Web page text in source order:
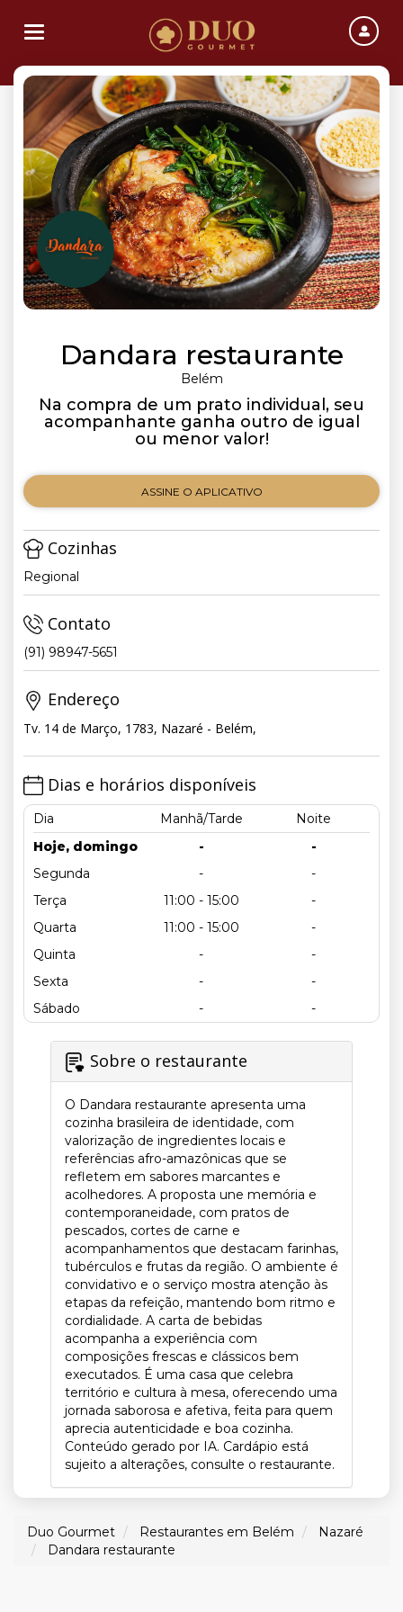
Toggle navigation
Dandara restaurante
Belém
Na compra de um prato individual, seu
acompanhante ganha outro de igual
ou menor valor!
ASSINE O APLICATIVO
Cozinhas
Regional
Contato
(91) 98947-5651
Endereço
Tv. 14 de Março, 1783, Nazaré - Belém,
Dias e horários disponíveis
Dia Manhã/Tarde
Noite
Hoje, domingo
-
-
Segunda
-
-
Terça
11:00 - 15:00
-
Quarta
11:00 - 15:00
-
Quinta
-
-
Sexta
-
-
Sábado
- -
Sobre o restaurante
O Dandara restaurante apresenta uma
cozinha brasileira de identidade, com
valorização de ingredientes locais e
referências afro-amazônicas que se
refletem em sabores marcantes e
acolhedores. A proposta une memória e
contemporaneidade, com pratos de
pescados, cortes de carne e
acompanhamentos que destacam farinhas,
tubérculos e frutas da região. O ambiente é
convidativo e o serviço mostra atenção às
etapas da refeição, mantendo bom ritmo e
cordialidade. A carta de bebidas
acompanha a experiência com
composições frescas e clássicos bem
executados. É uma casa que celebra
território e cultura à mesa, oferecendo uma
jornada saborosa e afetiva, feita para quem
aprecia autenticidade e boa cozinha.
Conteúdo gerado por IA. Cardápio está
sujeito a alterações, consulte o restaurante.
Duo Gourmet Restaurantes em Belém
Nazaré
Dandara restaurante